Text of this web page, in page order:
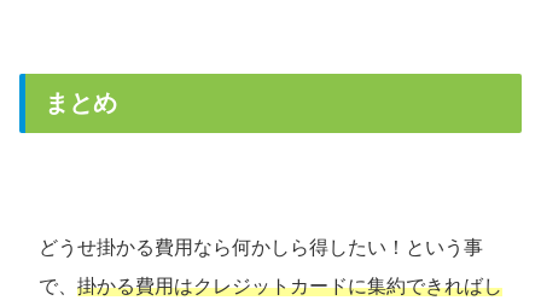
まとめ
どうせ掛かる費用なら何かしら得したい！という事
で、 掛かる費用はクレジットカードに集約できればし